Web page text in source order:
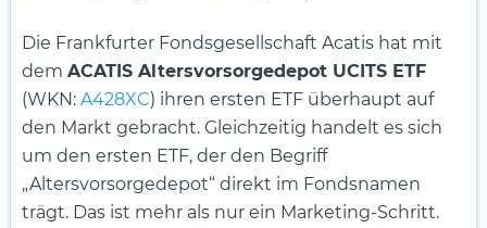
Die Frankfurter Fondsgesellschaft Acatis hat mit
dem ACATIS Altersvorsorgedepot UCITS ETF
(WKN: A428XC) ihren ersten ETF überhaupt auf
den Markt gebracht. Gleichzeitig handelt es sich
um den ersten ETF, der den Begriff
„Altersvorsorgedepot“ direkt im Fondsnamen
trägt. Das ist mehr als nur ein Marketing-Schritt.